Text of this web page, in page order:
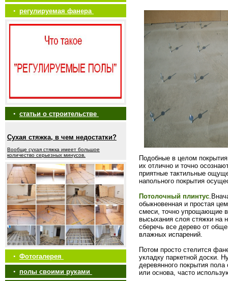
• регулируемая фанера
• статьи о строительстве
Сухая стяжка, в чем недостатки?
Вообще сухая стяжка имеет большое
количество серьезных минусов.
• Фотогалерея
• полы своими руками
Подобные в целом
их отлично и точно
приятные тактильные
напольного покрытия
Потолочный плинтус
обыкновенная и простая
смеси, точно упрощающие
высыхания слоя стяжки на
сберечь все дерево от
влажных испарений.
Потом просто стелится
укладку паркетной доски.
деревянного покрытия
или основа, часто